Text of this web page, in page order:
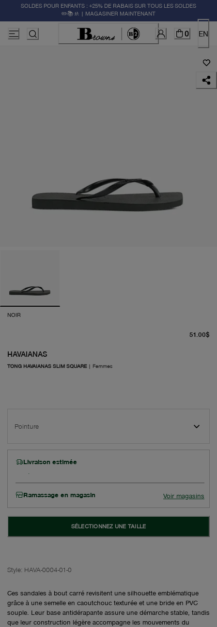
SOLDES POUR ENFANTS : +25% DE RABAIS SUR TOUS LES SOLDES
✏️📚🚸 | MAGASINER MAINTENANT
0 EN
NOIR
HAVAIANAS
TONG HAVAIANAS SLIM SQUARE| Femmes
51.00$
Pointure
Livraison estimée
Ramassage en magasin Voir magasins
SÉLECTIONNEZ UNE TAILLE
Style: HAVA-0004-01-0
Ces sandales à bout carré revisitent une silhouette emblématique
grâce à une semelle en caoutchouc texturée et une bride en PVC
souple. Leur base antidérapante assure une démarche stable, tandis
que leur construction légère accompagne les mouvements du